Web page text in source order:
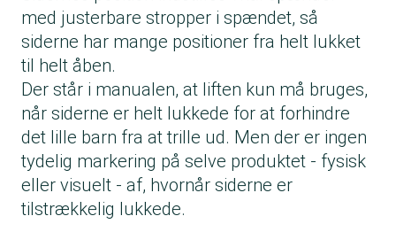
med justerbare stropper i spændet, så
siderne har mange positioner fra helt lukket
til helt åben.
Der står i manualen, at liften kun må bruges,
når siderne er helt lukkede for at forhindre
det lille barn fra at trille ud. Men der er ingen
tydelig markering på selve produktet - fysisk
eller visuelt - af, hvornår siderne er
tilstrækkelig lukkede.